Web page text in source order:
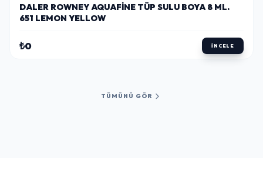
DALER ROWNEY AQUAFINE TÜP SULU BOYA 8 ML.
651 LEMON YELLOW
₺0 İNCELE
TÜMÜNÜ GÖR